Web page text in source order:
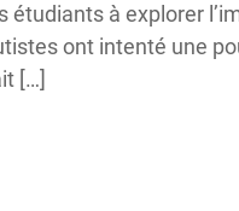
à explorer
ont intenté une
[…]